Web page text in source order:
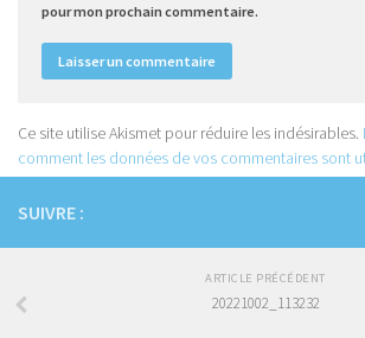
pour mon prochain commentaire.
Ce site utilise Akismet pour réduire les indésirables.
comment les données de vos commentaires sont
SUIVRE :
ARTICLE PRÉCÉDENT
20221002_113232